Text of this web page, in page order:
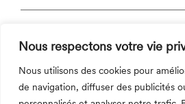
Nous respectons votre vie
Nous utilisons des cookies pour
de navigation, diffuser des publicités
Politique de confidentialité
Politique cookies
Code et canal éthique
Contact